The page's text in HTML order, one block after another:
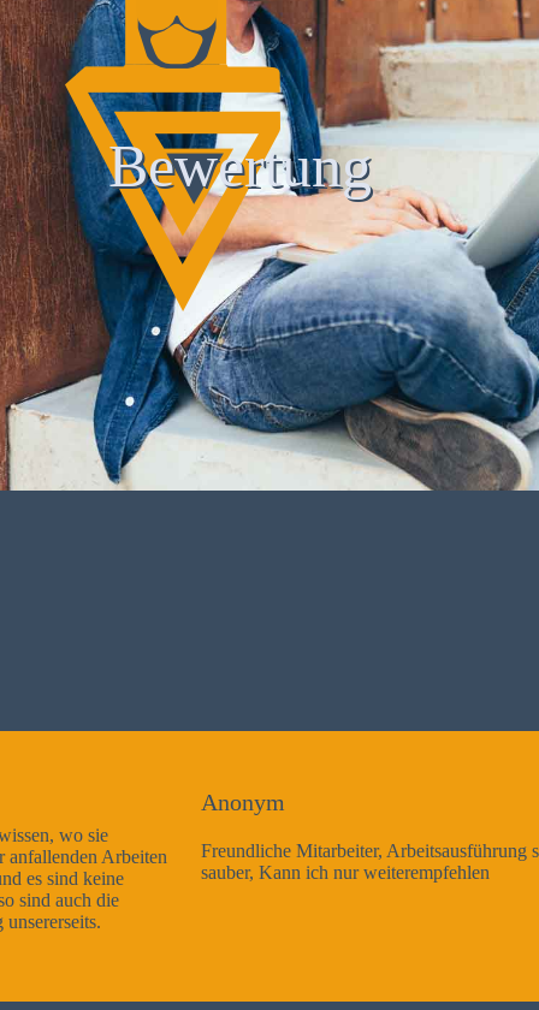
Bewertung
Freundliche Mitarbeiter, Arbeitsausführung sehr gut und sehr
sauber, Kann ich nur weiterempfehlen